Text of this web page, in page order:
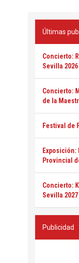
Últimas
Concierto:
Sevilla 2026
Concierto:
de la
Festival de
Provincial
Concierto:
Sevilla 2027
Publicidad